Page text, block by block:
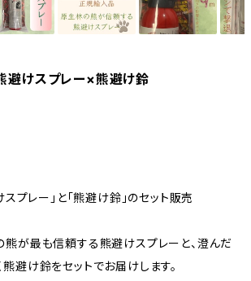
熊避けスプレー×熊避け鈴
プレー」と「熊避け鈴」のセット販売
熊が最も信頼する熊避けスプレーと、澄んだ
避け鈴をセットでお届けします。